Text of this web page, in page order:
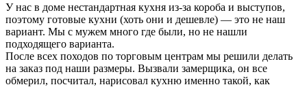
У нас в доме нестандартная кухня из-за короба и выступов,
поэтому готовые кухни (хоть они и дешевле) — это не наш
вариант. Мы с мужем много где были, но не нашли
подходящего варианта.
После всех походов по торговым центрам мы решили делать
на заказ под наши размеры. Вызвали замерщика, он все
обмерил, посчитал, нарисовал кухню именно такой, как